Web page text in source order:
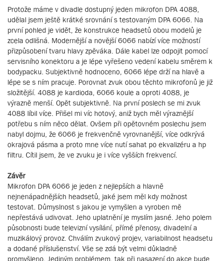
Protože máme v divadle dostupný jeden mikrofon DPA 4088,
udělal jsem ještě krátké srovnání s testovaným DPA 6066. Na
první pohled je vidět, že konstrukce headsetů obou modelů je
zcela odlišná. Modernější a novější 6066 nabízí více možností
přizpůsobení tvaru hlavy zpěváka. Dále kabel lze odpojit pomocí
servisního konektoru a je lépe vyřešeno vedení kabelu směrem k
bodypacku. Subjektivně hodnoceno, 6066 lépe drží na hlavě a
lépe se s ním pracuje. Porovnat zvuk obou těchto mikrofonů je již
složitější. 4088 je kardioda, 6066 koule a oproti 4088, je
výrazně menší. Opět subjektivně. Na první poslech se mi zvuk
4088 líbil více. Přišel mi víc hotový, aniž bych měl výraznější
potřebu s ním něco dělat. Ovšem při opětovném poslechu jsem
nabyl dojmu, že 6066 je frekvenčně vyrovnanější, více odkrývá
okrajová pásma a proto mne více nutí sahat po ekvalizéru a hp
filtru. Cítil jsem, že ve zvuku je i více vyšších frekvencí.
Závěr
Mikrofon DPA 6066 je jeden z nejlepších a hlavně
nejnenápadnějších headsetů, jaké jsem měl kdy možnost
testovat. Důmyslnost s jakou je vymyšlen a vyroben mě
nepřestává udivovat. Jeho uplatnění je myslím jasné. Jeho polem
působnosti bude televizní vysílání, přímé přenosy, divadelní a
muzikálový provoz. Chválím zvukový projev, variabilnost headsetu
a dodané příslušenství. Vše se zdá být velmi důkladně
promyšleno. Jediným problémem, tak při nasazení do akce bude